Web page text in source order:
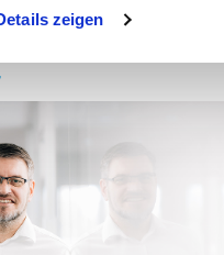
zeigen